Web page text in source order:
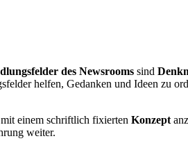
des Newsrooms sind
helfen, Gedanken und Ideen zu
einem schriftlich fixierten Konzept
weiter.